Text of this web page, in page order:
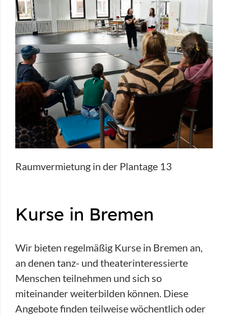
Raumvermietung in der Plantage 13
Kurse in Bremen
Wir bieten regelmäßig Kurse in Bremen an,
an denen tanz- und theaterinteressierte
Menschen teilnehmen und sich so
miteinander weiterbilden können. Diese
Angebote finden teilweise wöchentlich oder